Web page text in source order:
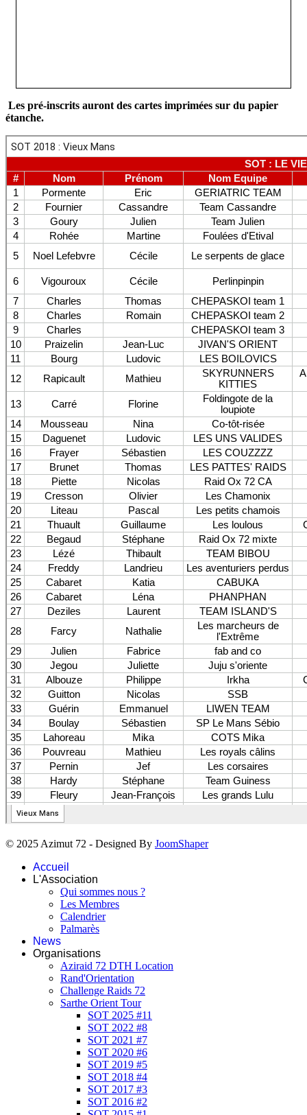
Les pré-inscrits auront des cartes imprimées sur du papier
étanche.
© 2025 Azimut 72 - Designed By JoomShaper
Accueil
L'Association
Qui sommes nous ?
Les Membres
Calendrier
Palmarès
News
Organisations
Aziraid 72 DTH Location
Rand'Orientation
Challenge Raids 72
Sarthe Orient Tour
SOT 2025 #11
SOT 2022 #8
SOT 2021 #7
SOT 2020 #6
SOT 2019 #5
SOT 2018 #4
SOT 2017 #3
SOT 2016 #2